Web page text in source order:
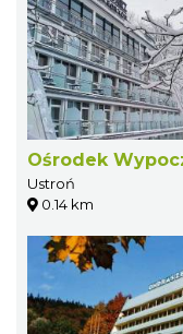
Ośrodek
Ustroń
0.14 km